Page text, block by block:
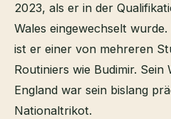
2023, als er in der
Wales eingewechselt
ist er einer von mehreren
Routiniers wie Budimir. Sein
England war sein bislang
Nationaltrikot.